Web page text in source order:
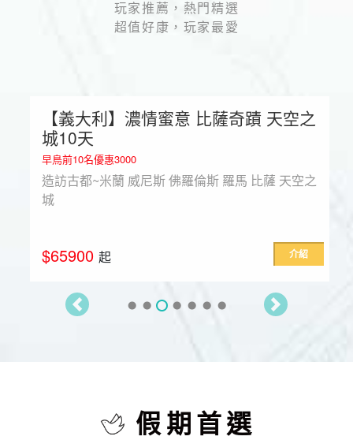
玩家推薦，熱門精選
超值好康，玩家最愛
【義大利】濃情蜜意 比薩奇蹟 天空之
城10天
早鳥前10名優惠3000
造訪古都~米蘭 威尼斯 佛羅倫斯 羅馬 比薩 天空之
城
$65900起 介紹
假期首選